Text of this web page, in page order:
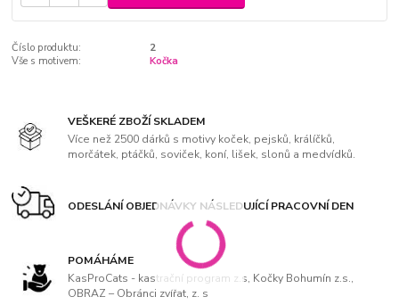
Číslo produktu:
2
Vše s motivem:
Kočka
VEŠKERÉ ZBOŽÍ SKLADEM
Více než 2500 dárků s motivy koček, pejsků, králíčků,
morčátek, ptáčků, soviček, koní, lišek, slonů a medvídků.
ODESLÁNÍ OBJEDNÁVKY NÁSLEDUJÍCÍ PRACOVNÍ DEN
POMÁHÁME
KasProCats - kastrační program z.s, Kočky Bohumín z.s.,
OBRAZ – Obránci zvířat, z. s